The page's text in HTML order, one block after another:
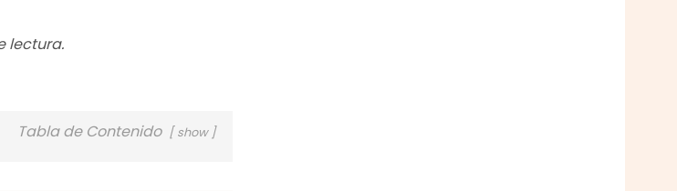
lectura.
Tabla de Contenido show